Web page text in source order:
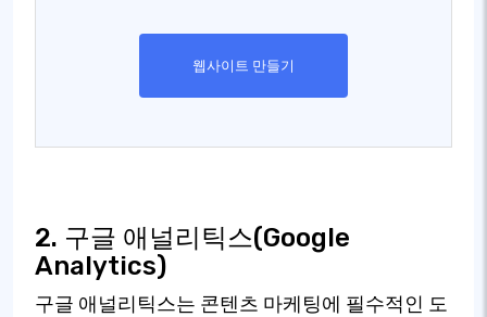
웹사이트 만들기
2. 구글 애널리틱스(Google
Analytics)
구글 애널리틱스는 콘텐츠 마케팅에 필수적인 도